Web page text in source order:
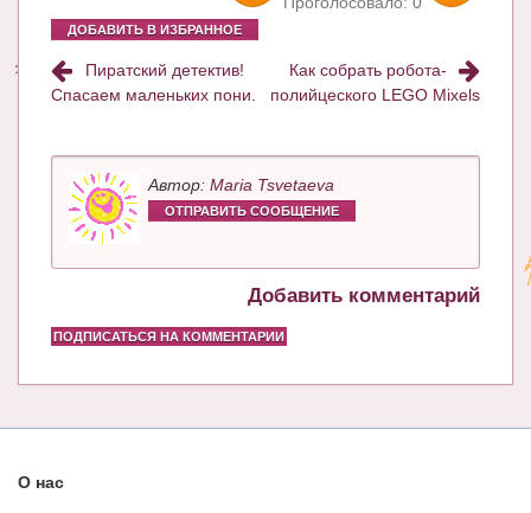
ДОБАВИТЬ В ИЗБРАННОЕ
Пиратский детектив!
Спасаем маленьких пони.
Как собрать робота-
полийцеского LEGO Mixels
Автор: Maria Tsvetaeva
ОТПРАВИТЬ СООБЩЕНИЕ
Добавить комментарий
ПОДПИСАТЬСЯ НА КОММЕНТАРИИ
О нас